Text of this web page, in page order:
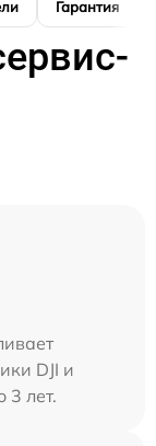
Гарантия
DJI и
3 лет.